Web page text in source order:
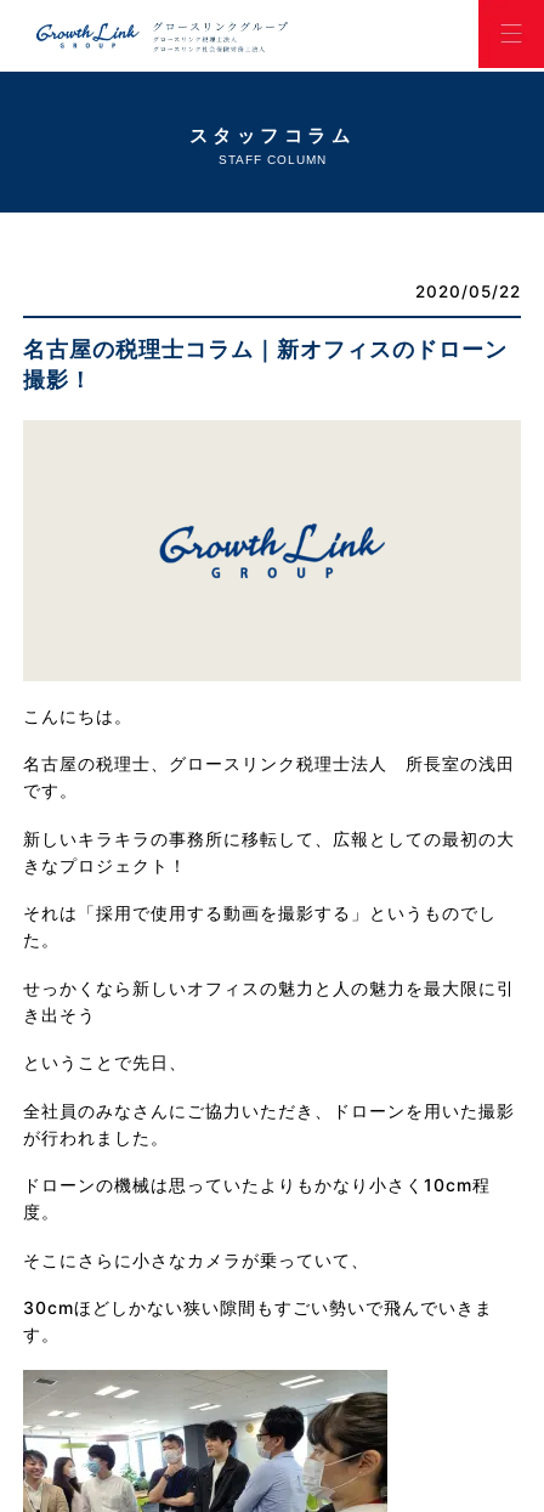
スタッフコラム
STAFF COLUMN
2020/05/22
名古屋の税理士コラム｜新オフィスのドローン
撮影！
こんにちは。
名古屋の税理士、グロースリンク税理士法人 所長室の浅田
です。
新しいキラキラの事務所に移転して、広報としての最初の大
きなプロジェクト！
それは「採用で使用する動画を撮影する」というものでし
た。
せっかくなら新しいオフィスの魅力と人の魅力を最大限に引
き出そう
ということで先日、
全社員のみなさんにご協力いただき、ドローンを用いた撮影
が行われました。
ドローンの機械は思っていたよりもかなり小さく10cm程
度。
そこにさらに小さなカメラが乗っていて、
30cmほどしかない狭い隙間もすごい勢いで飛んでいきま
す。